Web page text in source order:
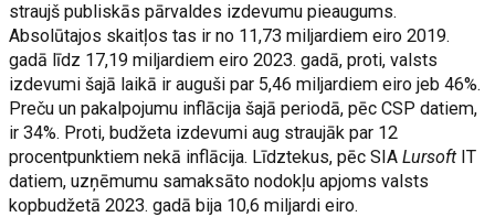
straujš publiskās pārvaldes izdevumu pieaugums.
Absolūtajos skaitļos tas ir no 11,73 miljardiem eiro 2019.
gadā līdz 17,19 miljardiem eiro 2023. gadā, proti, valsts
izdevumi šajā laikā ir auguši par 5,46 miljardiem eiro jeb 46%.
Preču un pakalpojumu inflācija šajā periodā, pēc CSP datiem,
ir 34%. Proti, budžeta izdevumi aug straujāk par 12
procentpunktiem nekā inflācija. Līdztekus, pēc SIALursoftIT
datiem, uzņēmumu samaksāto nodokļu apjoms valsts
kopbudžetā 2023. gadā bija 10,6 miljardi eiro.